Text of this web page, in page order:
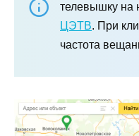
телевышку на
ЦЭТВ. При
частота